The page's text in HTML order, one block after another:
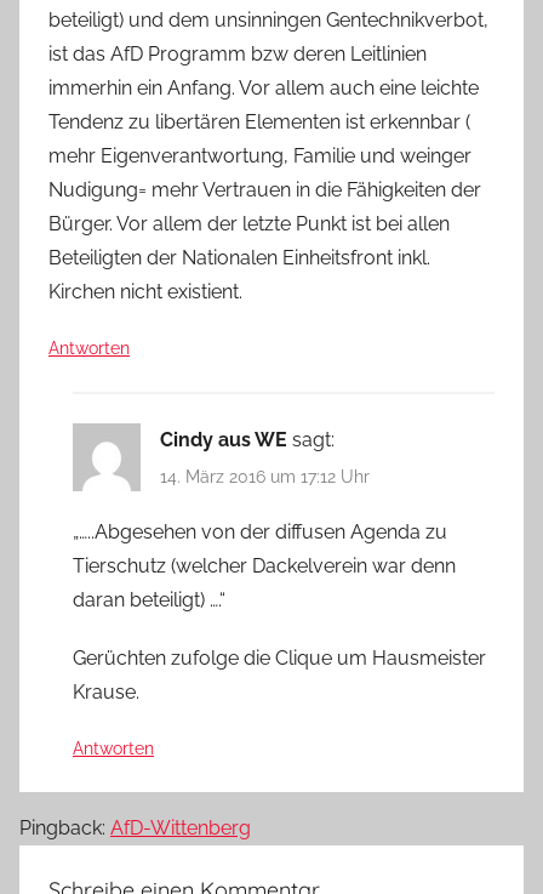
beteiligt) und dem unsinningen Gentechnikverbot,
ist das AfD Programm bzw deren Leitlinien
immerhin ein Anfang. Vor allem auch eine leichte
Tendenz zu libertären Elementen ist erkennbar (
mehr Eigenverantwortung, Familie und weinger
Nudigung= mehr Vertrauen in die Fähigkeiten der
Bürger. Vor allem der letzte Punkt ist bei allen
Beteiligten der Nationalen Einheitsfront inkl.
Kirchen nicht existient.
Antworten
Cindy aus WE sagt:
14. März 2016 um 17:12 Uhr
„…..Abgesehen von der diffusen Agenda zu
Tierschutz (welcher Dackelverein war denn
daran beteiligt) ….“
Gerüchten zufolge die Clique um Hausmeister
Krause.
Antworten
Pingback: AfD-Wittenberg